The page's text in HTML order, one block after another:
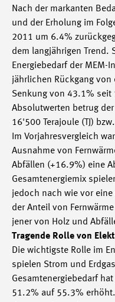
Nach der markanten
und der Erholung im
2011 um 6.4%
dem langjährigen Trend.
Energiebedarf der
jährlichen Rückgang
Senkung von 43.1% seit
Absolutwerten betrug
16'500 Terajoule (TJ)
Im Vorjahresvergleich
Ausnahme von
Abfällen (+16.9%) eine
Gesamtenergiemix
jedoch nach wie vor
der Anteil von
jener von Holz und
Tragende Rolle von
Die wichtigste Rolle im
spielen Strom und
Gesamtenergiebedarf
51.2% auf 55.3%